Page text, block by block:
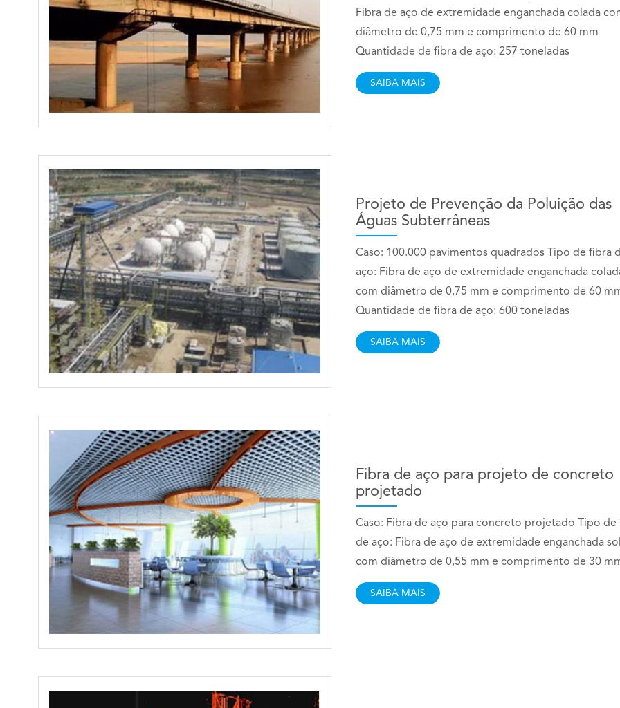
Fibra de aço de extremidade enganchada colada
diâmetro de 0,75 mm e comprimento de 60 mm
Quantidade de fibra de aço: 257 toneladas
SAIBA MAIS
Projeto de Prevenção da Poluição das
Águas Subterrâneas
Caso: 100.000 pavimentos quadrados Tipo de fibra
aço: Fibra de aço de extremidade enganchada
com diâmetro de 0,75 mm e comprimento de 60
Quantidade de fibra de aço: 600 toneladas
SAIBA MAIS
Fibra de aço para projeto de concreto
projetado
Caso: Fibra de aço para concreto projetado Tipo de
de aço: Fibra de aço de extremidade enganchada
com diâmetro de 0,55 mm e comprimento de 30
SAIBA MAIS